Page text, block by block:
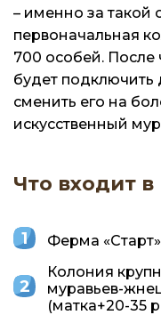
– именно за такой
первоначальная
700 особей.
будет
сменить его на
искусственный
Что входит
Ферма
Колония
муравьев-
(матка+20-35